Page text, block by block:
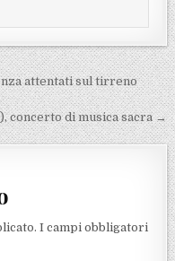
attentati sul tirreno
concerto di musica sacra →
I campi obbligatori